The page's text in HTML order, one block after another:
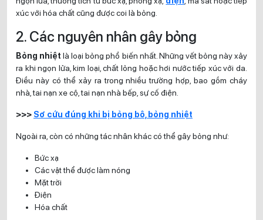
xúc với hóa chất cũng được coi là bỏng.
2. Các nguyên nhân gây bỏng
Bỏng nhiệt là loại bỏng phổ biến nhất. Những vết bỏng này xảy
ra khi ngọn lửa, kim loại, chất lỏng hoặc hơi nước tiếp xúc với da.
Điều này có thể xảy ra trong nhiều trường hợp, bao gồm cháy
nhà, tai nạn xe cộ, tai nạn nhà bếp, sự cố điện.
>>> Sơ cứu đúng khi bị bỏng bô, bỏng nhiệt
Ngoài ra, còn có những tác nhân khác có thể gây bỏng như:
Bức xạ
Các vật thể được làm nóng
Mặt trời
Điện
Hóa chất